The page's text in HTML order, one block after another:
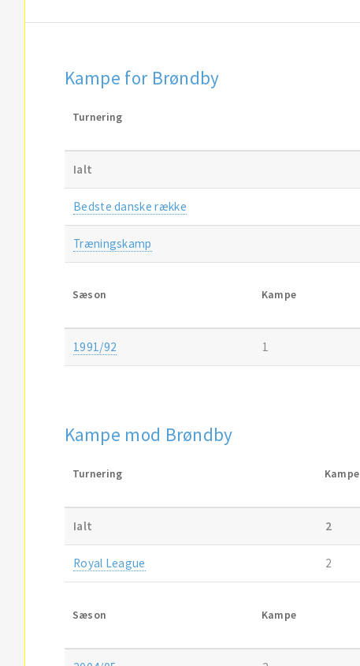
Kampe for Brøndby
Turnering
Ialt
Bedste danske række
Træningskamp
Sæson Kampe
1991/92 1
Kampe mod Brøndby
Turnering Kampe
Ialt 2
Royal League 2
Sæson Kampe